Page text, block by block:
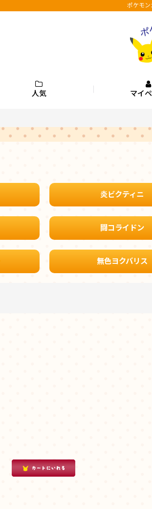
ポケモン
人気 マイ
炎ビクティニ
闘コライドン
無色ヨクバリス